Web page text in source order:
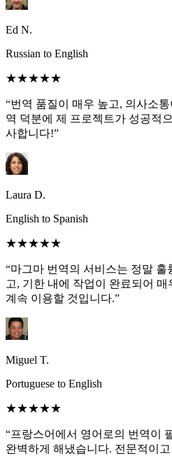
Ed N.
Russian to English
★★★★★
“번역 품질이 매우 높고, 의사소
역 덕분에 제 프로젝트가 성공적
사합니다!”
Laura D.
English to Spanish
★★★★★
“마그마 번역의 서비스는 정말
고, 기한 내에 작업이 완료되어
계속 이용할 것입니다.”
Miguel T.
Portuguese to English
★★★★★
“프랑스어에서 영어로의 번역이
완벽하게 해냈습니다. 전문적이